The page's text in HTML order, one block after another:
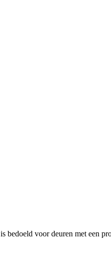
voor deuren met een